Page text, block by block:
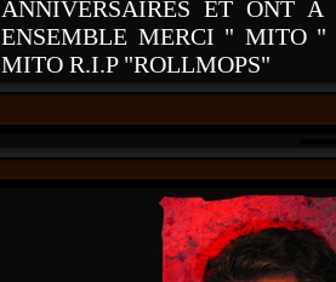
ANNIVERSAIRES ET ONT
ENSEMBLE MERCI " MITO "
MITO R.I.P "ROLLMOPS"